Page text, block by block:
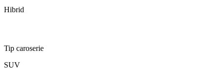
Hibrid
Tip caroserie
SUV